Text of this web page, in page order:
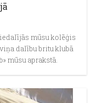
mūsu kolēģis
dalību britu klubā
mūsu aprakstā.